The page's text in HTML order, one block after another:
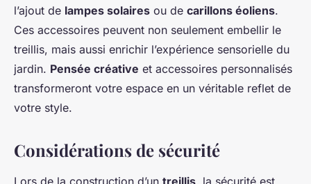
l’ajout de lampes solaires ou de carillons éoliens.
Ces accessoires peuvent non seulement embellir le
treillis, mais aussi enrichir l’expérience sensorielle du
jardin. Pensée créative et accessoires personnalisés
transformeront votre espace en un véritable reflet de
votre style.
Considérations de sécurité
Lors de la construction d’un treillis, la sécurité est